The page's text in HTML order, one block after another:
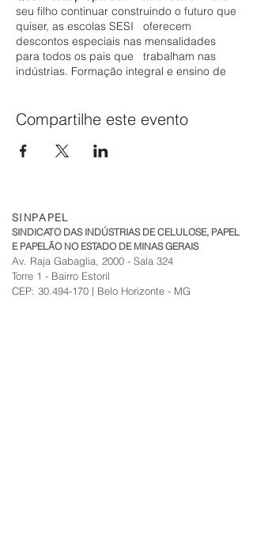
seu filho continuar construindo o futuro que
quiser, as escolas SESI oferecem
descontos especiais nas mensalidades
para todos os pais que trabalham nas
indústrias. Formação integral e ensino de
do SESI já estão dentro dos protocolos
de combate à covid-19. Tudo para receber
seu filho com toda a segurança quando
as aulas presenciais voltarem. Inscrições
https://www7.fiemg.com.br/sesi/produto/es
colas-sesi-matriculas-2019-/
Compartilhe este evento
SINPAPEL
SINDICATO DAS INDÚSTRIAS DE CELULOSE, PAPEL
E PAPELÃO NO ESTADO DE MINAS GERAIS
Av. Raja Gabaglia, 2000 - Sala 324
Torre 1 - Bairro Estoril
CEP: 30.494-170 | Belo Horizonte - MG